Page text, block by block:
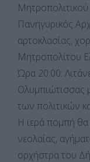
Πανηγυρικός
αρτοκλασίας,
Μητροπολίτου
Ώρα 20:00:
Ολυμπιώτισσας
των πολιτικών
Η ιερά πομπή θα
νεολαίας,
ορχήστρα του